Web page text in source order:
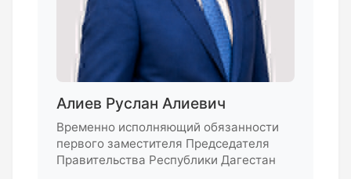
Алиев Руслан Алиевич
Временно исполняющий обязанности
первого заместителя Председателя
Правительства Республики Дагестан